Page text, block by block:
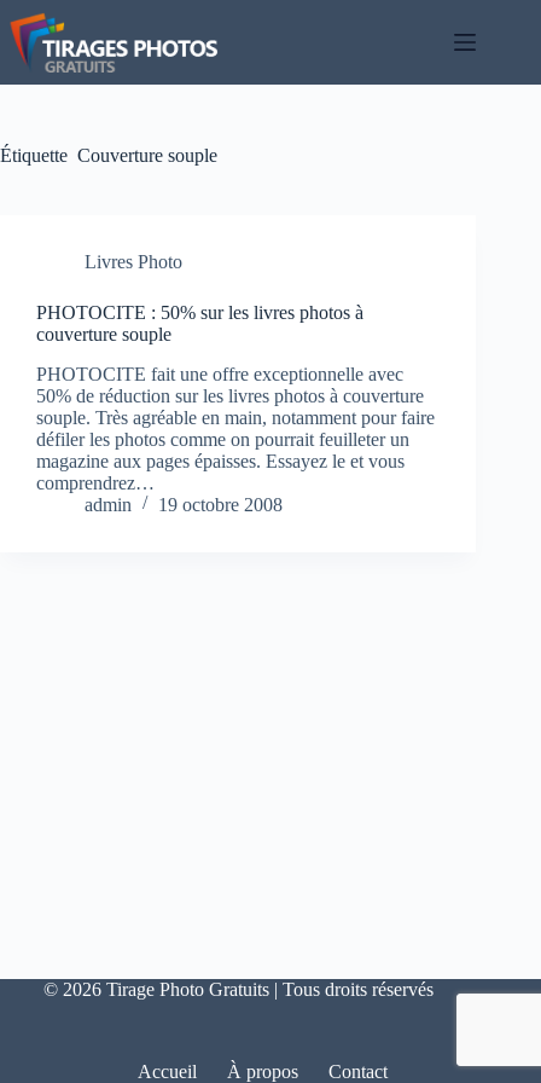
Passer
au
contenu
Étiquette Couverture souple
Livres Photo
PHOTOCITE : 50% sur les livres photos à
couverture souple
PHOTOCITE fait une offre exceptionnelle avec
50% de réduction sur les livres photos à couverture
souple. Très agréable en main, notamment pour faire
défiler les photos comme on pourrait feuilleter un
magazine aux pages épaisses. Essayez le et vous
comprendrez…
admin
19 octobre 2008
© 2026 Tirage Photo Gratuits | Tous droits réservés
Accueil À propos Contact